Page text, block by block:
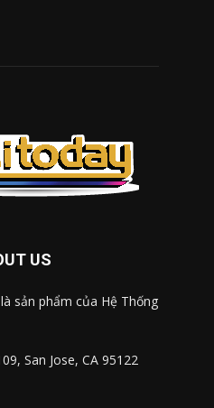
US
là sản phẩm của Hệ Thống
San Jose, CA 95122